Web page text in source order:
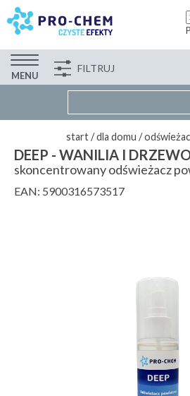
MENU
FILTRUJ
start/dla domu /
DEEP - WANILIA I
skoncentrowany odświeżacz
EAN: 5900316573517